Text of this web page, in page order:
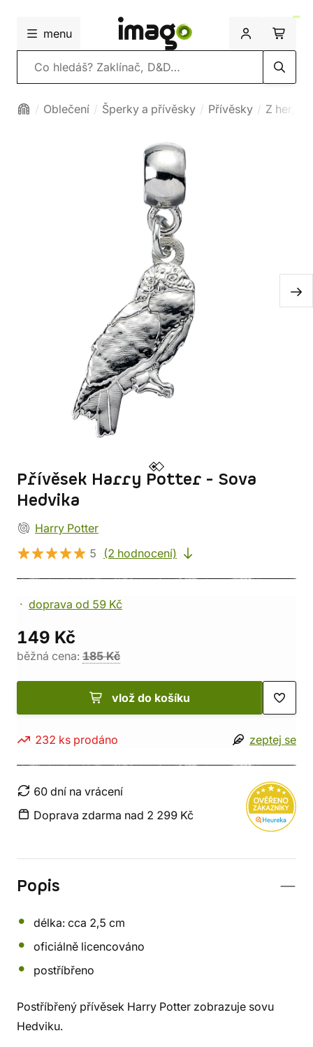
menu
Vyhledávání
Oblečení Šperky a přívěsky Přívěsky Z her,
Přívěsek Harry Potter - Sova
Hedvika
Harry Potter
5
(2 hodnocení)
doprava od 59 Kč
149 Kč
běžná cena: 185 Kč
vlož do košíku
232 ks prodáno zeptej se
60 dní na vrácení
Doprava zdarma nad 2 299 Kč
Popis
délka: cca 2,5 cm
oficiálně licencováno
postříbřeno
Postříbřený přívěsek Harry Potter zobrazuje sovu
Hedviku.